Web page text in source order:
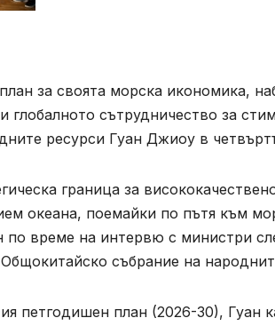
за своята морска икономика,
глобалното сътрудничество за
ресурси Гуан Джиоу в
граница за
океана, поемайки по пътя към
по време на интервю с министри
събрание на
петгодишен план (2026-30), Гуан